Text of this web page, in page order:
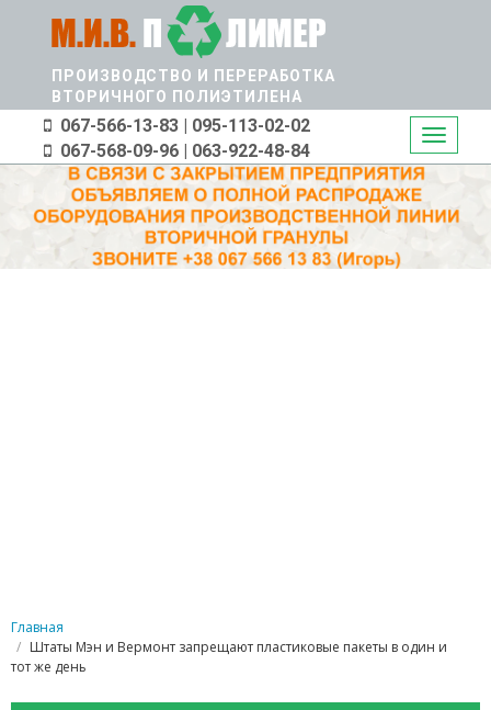
содержаниюПРОИЗВОДСТВО И ПЕРЕРАБОТКА
ВТОРИЧНОГО ПОЛИЭТИЛЕНА
Toggle
067-566-13-83 | 095-113-02-02
067-568-09-96 | 063-922-48-84
Главная
Штаты Мэн и Вермонт запрещают пластиковые пакеты в один и
тот же день